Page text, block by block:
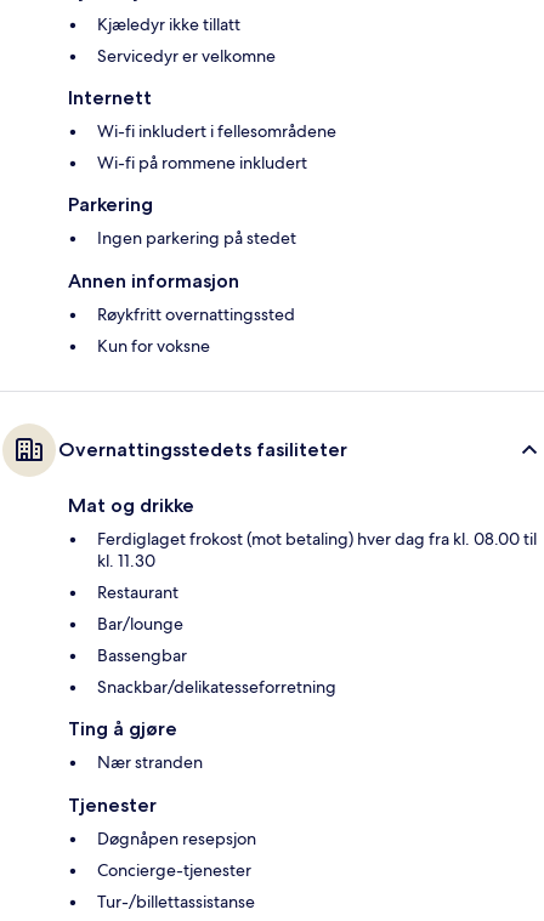
Kjæledyr ikke tillatt
Servicedyr er velkomne
Internett
Wi-fi inkludert i fellesområdene
Wi-fi på rommene inkludert
Parkering
Ingen parkering på stedet
Annen informasjon
Røykfritt overnattingssted
Kun for voksne
Overnattingsstedets fasiliteter
Mat og drikke
Ferdiglaget frokost (mot betaling) hver dag fra kl. 08.00 til
kl. 11.30
Restaurant
Bar/lounge
Bassengbar
Snackbar/delikatesseforretning
Ting å gjøre
Nær stranden
Tjenester
Døgnåpen resepsjon
Concierge-tjenester
Tur-/billettassistanse